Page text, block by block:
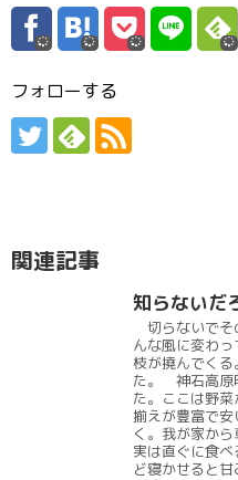
フォローする
関連記事
知らないだ
切らないでそ
んな風に変わ
枝が撓んでく
た。 神石高原
た。ここは野
揃えが豊富で
く。我が家か
実は直ぐに食
ど寝かせると